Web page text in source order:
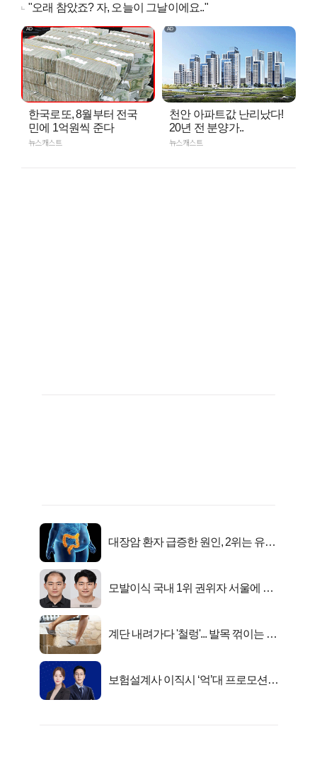
"오래 참았죠? 자, 오늘이 그날이에요.."
한국로또, 8월부터 전국
민에 1억원씩 준다
뉴스캐스트
천안 아파트값 난리났다!
20년 전 분양가..
뉴스캐스트
대장암 환자 급증한 원인, 2위는 유산
모발이식 국내 1위 권위자 서울에 있
계단 내려가다 '철렁'... 발목 꺾이는 이
보험설계사 이직시 ‘억’대 프로모션!